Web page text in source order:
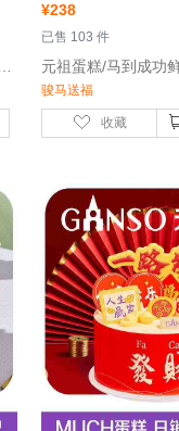
¥238
已售 103 件
骏马送福
收藏